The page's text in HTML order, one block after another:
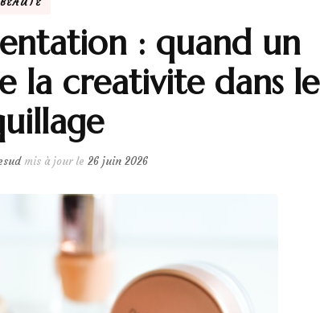
: quand un
la creativite dans le
mis à jour le 26 juin 2026